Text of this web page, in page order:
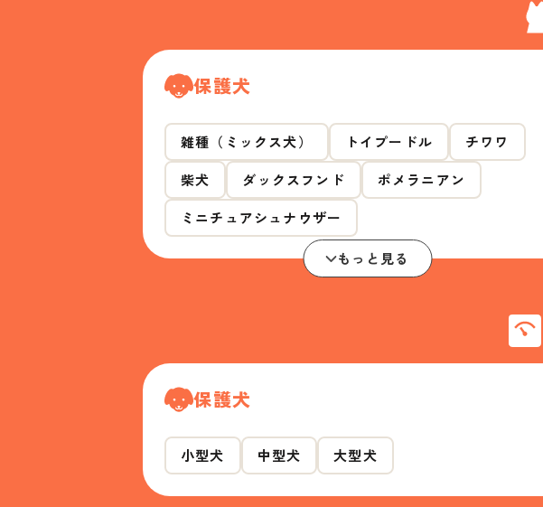
保護犬
雑種（ミックス犬） トイプードル
チワワ
柴犬
ダックスフンド
ポメラニアン
ミニチュアシュナウザー
もっと見る
保護犬
小型犬 中型犬 大型犬